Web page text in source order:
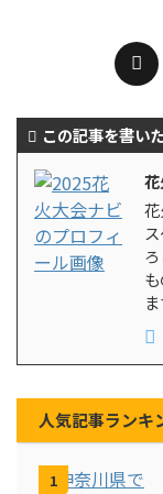
この記事を書い
ま
人気記事ランキ
1